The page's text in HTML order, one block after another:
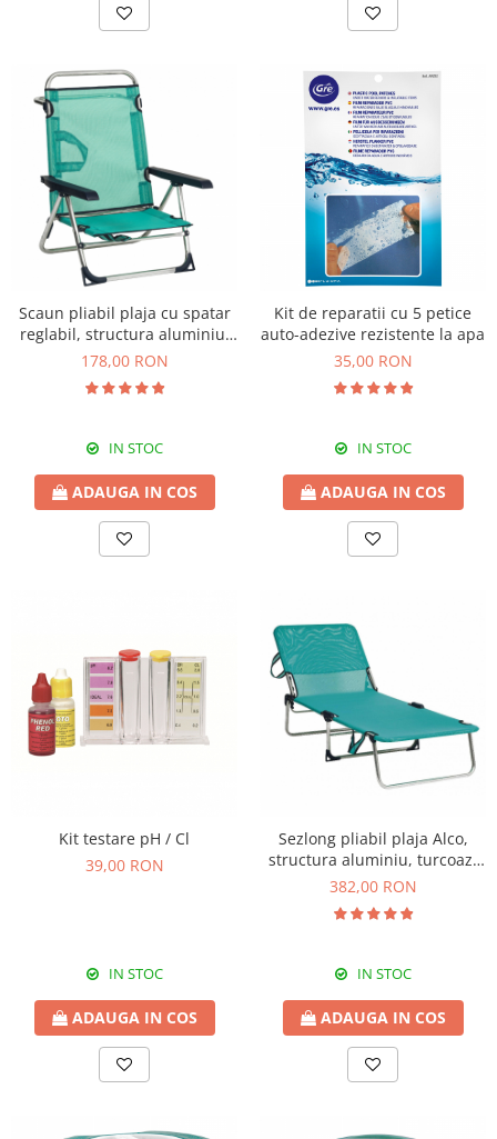
Trambuline
Mobila gradina
Seturi mobilier gradina
Mese gradina
Scaune banci si sezlonguri
Umbrele si umbrare
Casute si depozitare
Casute de gradina
Dulapuri
Lazi de depozitare
APA IN GRADINA
Udarea gradinii
Furtunuri gradina
Aspersoare supraterane
Pistoale de stropit
Suporturi si carucioare furtun
Compostoare
CAMPING
Mobilier camping si plaja
Scaune
Brazi artificiali de Craciun
Scaun pliabil plaja cu spatar
reglabil, structura aluminiu,
turcoaz, Alco 606ALF-0030
178,00 RON
IN STOC
ADAUGA IN COS
Kit de reparatii cu 5 petice
auto-adezive rezistente la apa
35,00 RON
IN STOC
ADAUGA IN COS
Kit testare pH / Cl
39,00 RON
IN STOC
ADAUGA IN COS
Sezlong pliabil plaja Alco,
structura aluminiu, turcoaz,
191 x 67 x 30 cm
382,00 RON
IN STOC
ADAUGA IN COS